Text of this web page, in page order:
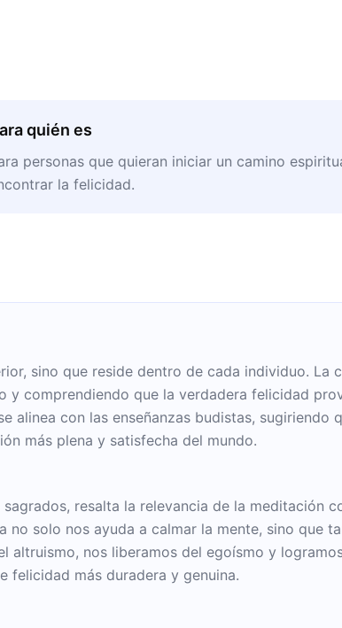
quién es
personas que quieran iniciar un camino
la felicidad.
sino que reside dentro de cada individuo. La
comprendiendo que la verdadera felicidad
con las enseñanzas budistas, sugiriendo
más plena y satisfecha del mundo.
resalta la relevancia de la meditación
solo nos ayuda a calmar la mente, sino que
altruismo, nos liberamos del egoísmo y
felicidad más duradera y genuina.